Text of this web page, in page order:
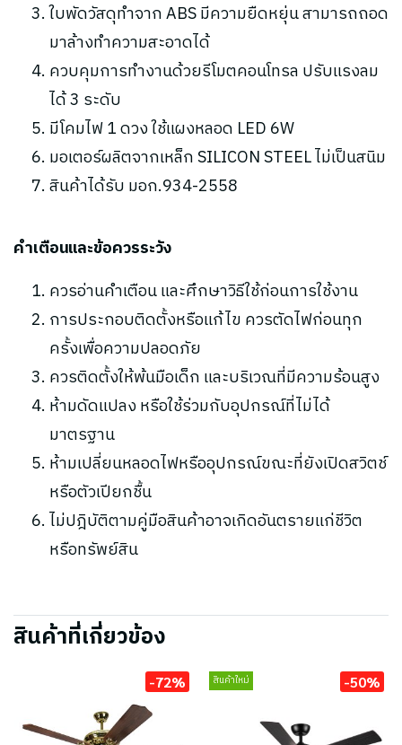
ใบพัดวัสดุทำจาก ABS มีความยืดหยุ่น สามารถถอด
มาล้างทำความสะอาดได้
ควบคุมการทำงานด้วยรีโมตคอนโทรล ปรับแรงลม
ได้ 3 ระดับ
มีโคมไฟ 1 ดวง ใช้แผงหลอด LED 6W
มอเตอร์ผลิตจากเหล็ก SILICON STEEL ไม่เป็นสนิม
สินค้าได้รับ มอก.934-2558
คำเตือนและข้อควรระวัง
ควรอ่านคำเตือน และศึกษาวิธีใช้ก่อนการใช้งาน
การประกอบติดตั้งหรือแก้ไข ควรตัดไฟก่อนทุก
ครั้งเพื่อความปลอดภัย
ควรติดตั้งให้พ้นมือเด็ก และบริเวณที่มีความร้อนสูง
ห้ามดัดแปลง หรือใช้ร่วมกับอุปกรณ์ที่ไม่ได้
มาตรฐาน
ห้ามเปลี่ยนหลอดไฟหรืออุปกรณ์ขณะที่ยังเปิดสวิตช์
หรือตัวเปียกชื้น
ไม่ปฎิบัติตามคู่มือสินค้าอาจเกิดอันตรายแก่ชีวิต
หรือทรัพย์สิน
สินค้าที่เกี่ยวข้อง
-72% สินค้าใหม่ -50%